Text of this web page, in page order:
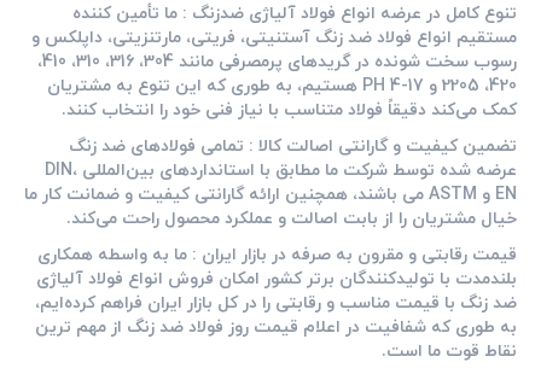
تنوع کامل در عرضه انواع فولاد آلیاژی ضدزنگ : ما تأمین ‌کننده
مستقیم انواع فولاد ضد زنگ آستنیتی، فریتی، مارتنزیتی، داپلکس و
رسوب‌ سخت ‌شونده در گریدهای پرمصرفی مانند 304، 316، 310، 410،
420، 2205 و 17-4 PH هستیم، به طوری که این تنوع به مشتریان
کمک می‌کند دقیقاً فولاد متناسب با نیاز فنی خود را انتخاب کنند.
تضمین کیفیت و گارانتی اصالت کالا : تمامی فولادهای ضد زنگ
عرضه‌ شده توسط شرکت ما مطابق با استانداردهای بین‌المللی DIN،
EN و ASTM می ‌باشند، همچنین ارائه گارانتی کیفیت و ضمانت کار ما
خیال مشتریان را از بابت اصالت و عملکرد محصول راحت می‌کند.
قیمت رقابتی و مقرون‌ به‌ صرفه در بازار ایران : ما به واسطه همکاری
بلندمدت با تولیدکنندگان برتر کشور امکان فروش انواع فولاد آلیاژی
ضد زنگ با قیمت مناسب و رقابتی را در کل بازار ایران فراهم کرده‌ایم،
به طوری که شفافیت در اعلام قیمت روز فولاد ضد زنگ از مهم‌ ترین
نقاط قوت ما است.